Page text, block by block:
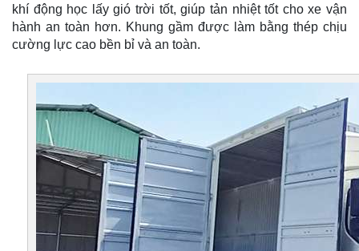
khí động học lấy gió trời tốt, giúp tản nhiệt tốt cho xe vận
hành an toàn hơn. Khung gầm được làm bằng thép chịu
cường lực cao bền bỉ và an toàn.